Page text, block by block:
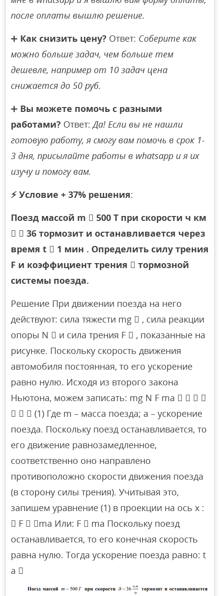
после оплаты вышлю решение.
➕ Как снизить цену? Ответ: Соберите как
можно больше задач, чем больше тем
дешевле, например от 10 задач цена
снижается до 50 руб.
➕ Вы можете помочь с разными
работами? Ответ:Да! Если вы не нашли
готовую работу, я смогу вам помочь в срок 1-
3 дня, присылайте работы в whatsapp и я их
изучу и помогу вам.
⚡ Условие + 37% решения:
Поезд массой m  500 Т при скорости ч км
  36 тормозит и останавливается через
время t  1 мин . Определить силу трения
F и коэффициент трения  тормозной
системы поезда.
Решение При движении поезда на него
действуют: сила тяжести mg  , сила реакции
опоры N  и сила трения F  , показанные на
рисунке. Поскольку скорость движения
автомобиля постоянная, то его ускорение
равно нулю. Исходя из второго закона
Ньютона, можем записать: mg N F ma    
   (1) Где m – масса поезда; a – ускорение
поезда. Поскольку поезд останавливается, то
его движение равнозамедленное,
соответственно оно направлено
противоположно скорости движения поезда
(в сторону силы трения). Учитывая это,
запишем уравнение (1) в проекции на ось x :
 F  ma Или: F  ma Поскольку поезд
останавливается, то его конечная скорость
равна нулю. Тогда ускорение поезда равно: t
a 